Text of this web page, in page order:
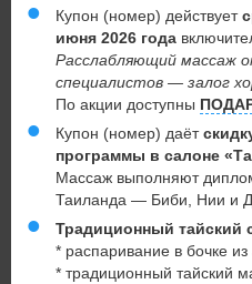
Купон (номер) действует
июня 2026 года
Расслабляющий массаж
специалистов — залог
По акции доступны
Купон (номер) даёт
программы в салоне
Массаж выполняют
Таиланда — Биби, Нии и
Традиционный тайский
* распаривание в бочке из
* традиционный тайский